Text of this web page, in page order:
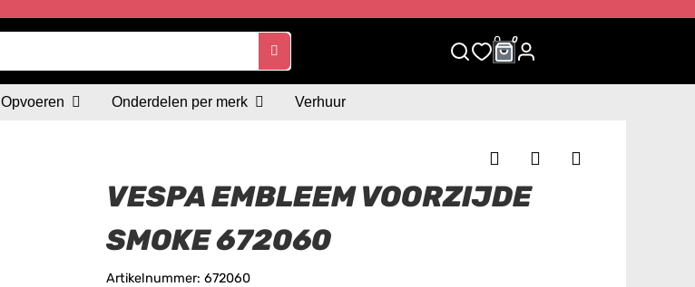
0 0
Opvoeren Onderdelen per merk Verhuur
VESPA EMBLEEM VOORZIJDE
SMOKE 672060
Artikelnummer: 672060